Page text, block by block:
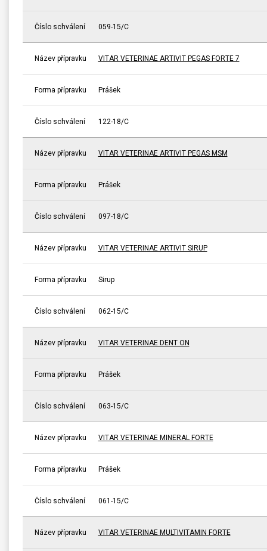
Číslo schválení 059-15/C
Název přípravku VITAR VETERINAE ARTIVIT PEGAS FORTE 7
Forma přípravku Prášek
Číslo schválení 122-18/C
Název přípravku VITAR VETERINAE ARTIVIT PEGAS MSM
Forma přípravku Prášek
Číslo schválení 097-18/C
Název přípravku VITAR VETERINAE ARTIVIT SIRUP
Forma přípravku Sirup
Číslo schválení 062-15/C
Název přípravku VITAR VETERINAE DENT ON
Forma přípravku Prášek
Číslo schválení 063-15/C
Název přípravku VITAR VETERINAE MINERAL FORTE
Forma přípravku Prášek
Číslo schválení 061-15/C
Název přípravku VITAR VETERINAE MULTIVITAMIN FORTE